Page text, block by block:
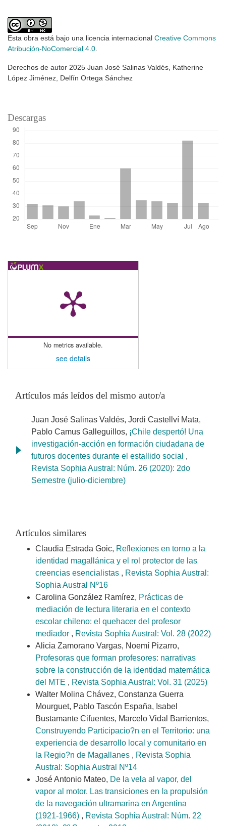
Esta obra está bajo una licencia internacional Creative Commons
Atribución-NoComercial 4.0
Derechos de autor 2025 Juan José Salinas Valdés, Katherine
López Jiménez, Delfín Ortega Sánchez
Descargas
No metrics available.
see details
Artículos más leídos del mismo autor/a
Juan José Salinas Valdés, Jordi Castellví Mata,
Pablo Camus Galleguillos, ¡Chile despertó! Una
investigación-acción en formación ciudadana de
futuros docentes durante el estallido social ,
Revista Sophia Austral: Núm. 26 (2020): 2do
Semestre (julio-diciembre)
Artículos similares
Claudia Estrada Goic, Reflexiones en torno a la
identidad magallánica y el rol protector de las
creencias esencialistas , Revista Sophia Austral:
Sophia Austral Nº16
Carolina González Ramírez, Prácticas de
mediación de lectura literaria en el contexto
escolar chileno: el quehacer del profesor
mediador , Revista Sophia Austral: Vol. 28 (2022)
Alicia Zamorano Vargas, Noemí Pizarro,
Profesoras que forman profesores: narrativas
sobre la construcción de la identidad matemática
del MTE , Revista Sophia Austral: Vol. 31 (2025)
Walter Molina Chávez, Constanza Guerra
Mourguet, Pablo Tascón España, Isabel
Bustamante Cifuentes, Marcelo Vidal Barrientos,
Construyendo Participacio?n en el Territorio: una
experiencia de desarrollo local y comunitario en
la Regio?n de Magallanes , Revista Sophia
Austral: Sophia Austral Nº14
José Antonio Mateo, De la vela al vapor, del
vapor al motor. Las transiciones en la propulsión
de la navegación ultramarina en Argentina
(1921-1966) , Revista Sophia Austral: Núm. 22